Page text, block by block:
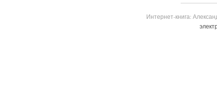
Интернет-книга: